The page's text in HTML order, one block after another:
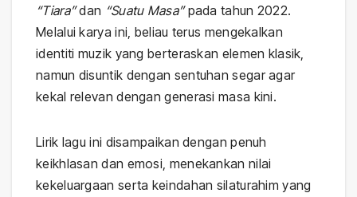
“Tiara”dan “Suatu Masa”pada tahun 2022.
Melalui karya ini, beliau terus mengekalkan
identiti muzik yang berteraskan elemen klasik,
namun disuntik dengan sentuhan segar agar
kekal relevan dengan generasi masa kini.
Lirik lagu ini disampaikan dengan penuh
keikhlasan dan emosi, menekankan nilai
kekeluargaan serta keindahan silaturahim yang